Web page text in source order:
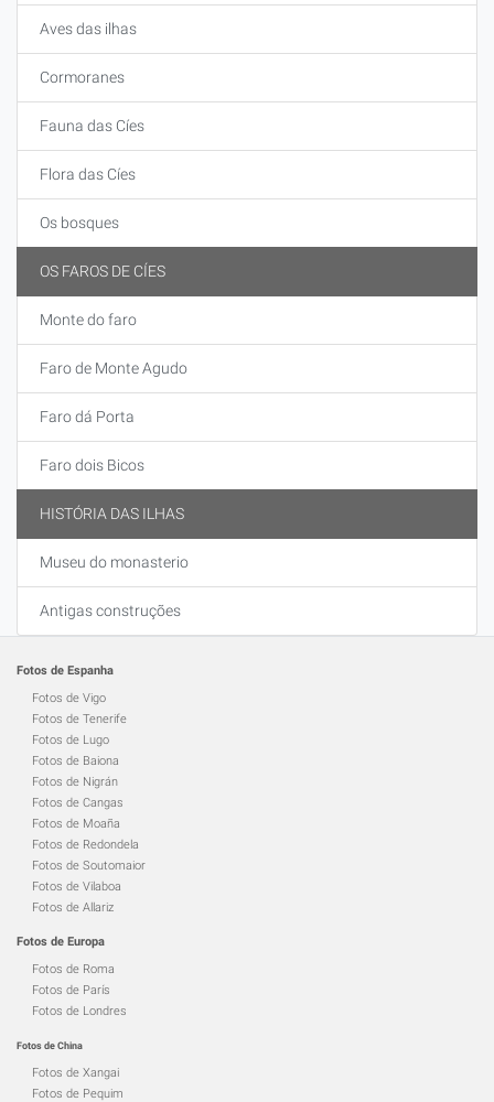
Aves das ilhas
Cormoranes
Fauna das Cíes
Flora das Cíes
Os bosques
OS FAROS DE CÍES
Monte do faro
Faro de Monte Agudo
Faro dá Porta
Faro dois Bicos
HISTÓRIA DAS ILHAS
Museu do monasterio
Antigas construções
Fotos de Espanha
Fotos de Vigo
Fotos de Tenerife
Fotos de Lugo
Fotos de Baiona
Fotos de Nigrán
Fotos de Cangas
Fotos de Moaña
Fotos de Redondela
Fotos de Soutomaior
Fotos de Vilaboa
Fotos de Allariz
Fotos de Europa
Fotos de Roma
Fotos de París
Fotos de Londres
Fotos de China
Fotos de Xangai
Fotos de Pequim